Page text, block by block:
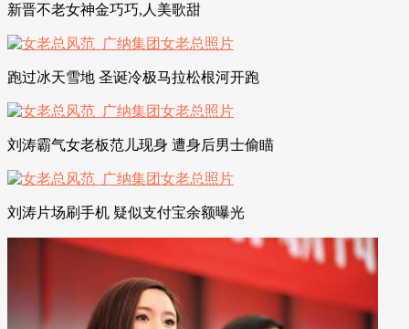
新晋不老女神金巧巧,人美歌甜
跑过冰天雪地 圣诞冷极马拉松根河开跑
刘涛霸气女老板范儿现身 遭身后男士偷瞄
刘涛片场刷手机 疑似支付宝余额曝光